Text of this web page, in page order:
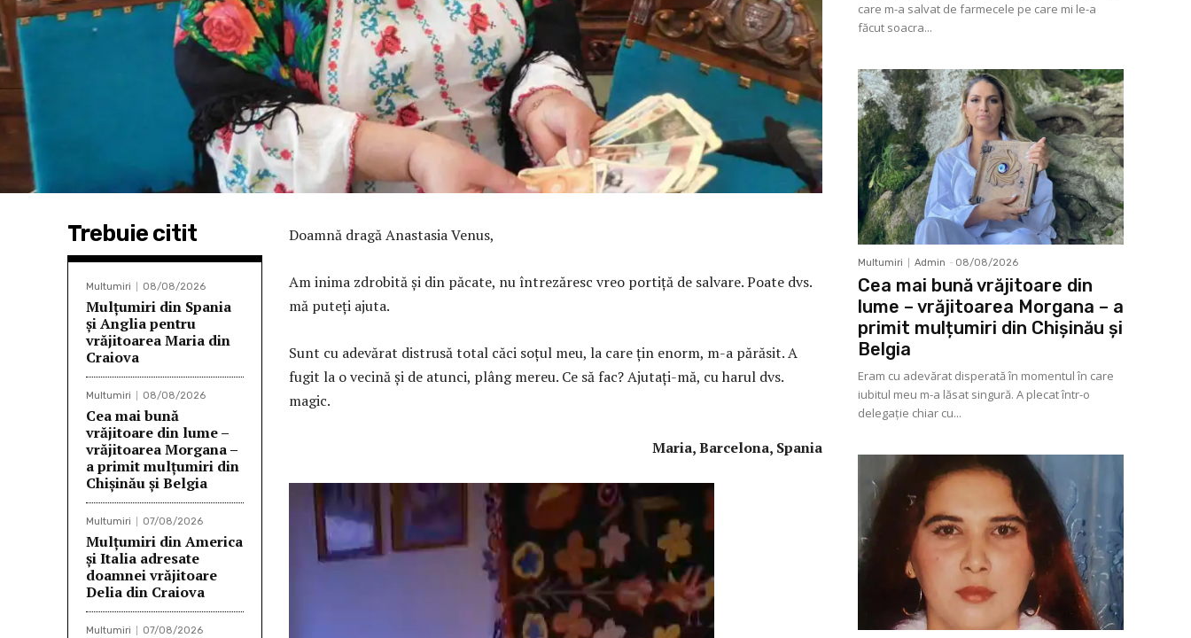
Trebuie citit
Multumiri 08/08/2026
Mulţumiri din Spania
şi Anglia pentru
vrăjitoarea Maria din
Craiova
Multumiri 08/08/2026
Cea mai bună
vrăjitoare din lume –
vrăjitoarea Morgana –
a primit mulțumiri din
Chișinău și Belgia
Multumiri 07/08/2026
Mulțumiri din America
și Italia adresate
doamnei vrăjitoare
Delia din Craiova
Multumiri 07/08/2026
Doamnă dragă Anastasia Venus,
Am inima zdrobită şi din păcate, nu întrezăresc vreo portiţă de salvare. Poate dvs.
mă puteţi ajuta.
Sunt cu adevărat distrusă total căci soţul meu, la care ţin enorm, m-a părăsit. A
fugit la o vecină şi de atunci, plâng mereu. Ce să fac? Ajutaţi-mă, cu harul dvs.
magic.
Maria, Barcelona, Spania
care m-a salvat de farmecele pe care mi le-a
făcut soacra...
Multumiri Admin - 08/08/2026
Cea mai bună vrăjitoare din
lume – vrăjitoarea Morgana – a
primit mulțumiri din Chișinău și
Belgia
Eram cu adevărat disperată în momentul în care
iubitul meu m-a lăsat singură. A plecat într-o
delegaţie chiar cu...